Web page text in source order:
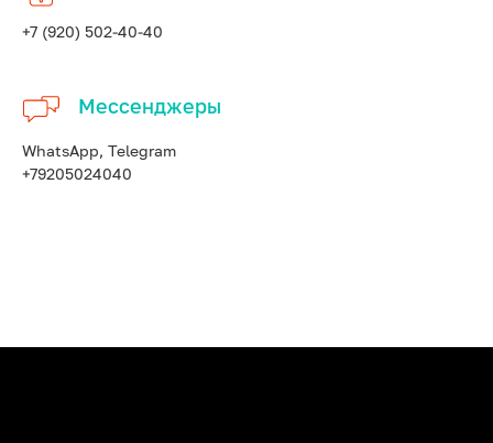
+7 (920) 502-40-40
Мессенджеры
WhatsApp, Telegram
+79205024040